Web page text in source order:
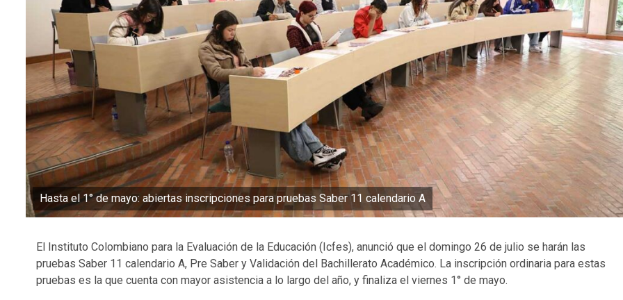
Hasta el 1° de mayo: abiertas inscripciones para pruebas Saber 11 calendario A
El Instituto Colombiano para la Evaluación de la Educación (Icfes), anunció que el domingo 26 de julio se harán las
pruebas Saber 11 calendario A, Pre Saber y Validación del Bachillerato Académico. La inscripción ordinaria para estas
pruebas es la que cuenta con mayor asistencia a lo largo del año, y finaliza el viernes 1° de mayo.